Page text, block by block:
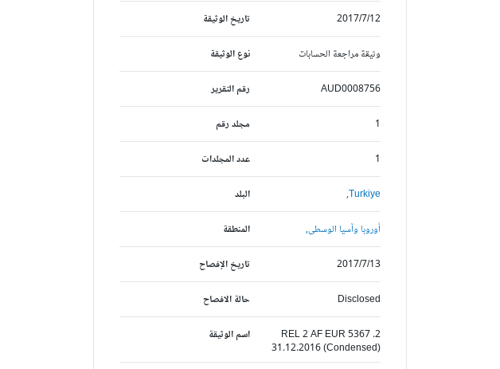
تاريخ الوثيقة 2017/7/12
نوع الوثيقة وثيقة مراجعة الحسابات
رقم التقرير AUD0008756
مجلد رقم 1
عدد المجلدات 1
البلد Turkiye,
المنطقة أوروبا وآسيا الوسطى,
تاريخ الإفصاح 2017/7/13
حالة الافصاح Disclosed
اسم الوثيقة
2. REL 2 AF EUR 5367
31.12.2016 (Condensed)